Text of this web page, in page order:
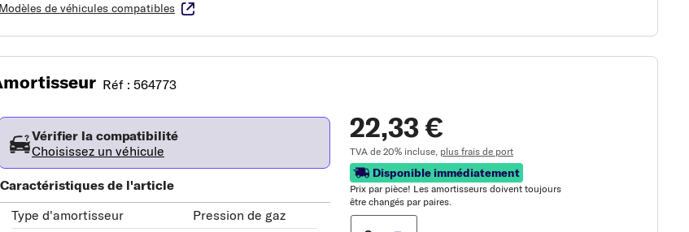
Modèles de véhicules compatibles
Réf : 564773
Vérifier la compatibilité
Choisissez un véhicule
Caractéristiques de l'article
Type d'amortisseur
Pression de gaz
22,33 €
TVA de 20% incluse, plus frais de port
Disponible immédiatement
Prix ​​par pièce! Les amortisseurs doivent toujours
être changés par paires.